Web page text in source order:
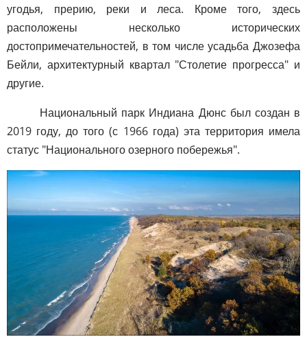
угодья, прерию, реки и леса. Кроме того, здесь
расположены несколько исторических
достопримечательностей, в том числе усадьба Джозефа
Бейли, архитектурный квартал "Столетие прогресса" и
другие.
Национальный парк Индиана Дюнс был создан в
2019 году, до того (с 1966 года) эта территория имела
статус "Национального озерного побережья".